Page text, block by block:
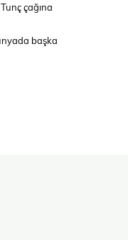
çağına
başka